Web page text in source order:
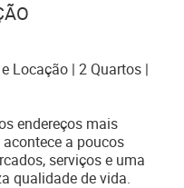
Locação | 2 Quartos |
endereços mais
a poucos
serviços e uma
qualidade de vida.